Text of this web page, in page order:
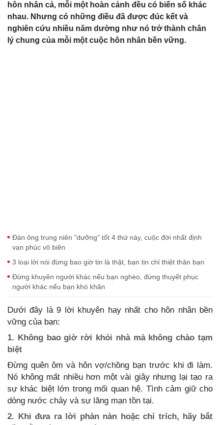
hôn nhân cả, mỗi một hoàn cảnh đều có biến số khác
nhau. Nhưng có những điều đã được đúc kết và
nghiên cứu nhiều năm dường như nó trở thành chân
lý chung của mỗi một cuộc hôn nhân bền vững.
Đàn ông trung niên "dưỡng" tốt 4 thứ này, cuộc đời nhất định
vạn phúc vô biên
3 loại lời nói đừng bao giờ tin là thật, bạn tin chỉ thiệt thân bạn
Đừng khuyên người khác nếu bạn nghèo, đừng thuyết phục
người khác nếu bạn khó khăn
Dưới đây là 9 lời khuyên hay nhất cho hôn nhân bền
vững của bạn:
1. Không bao giờ rời khỏi nhà mà không chào tạm
biệt
Đừng quên ôm và hôn vợ/chồng bạn trước khi đi làm.
Nó không mất nhiều hơn một vài giây nhưng lại tạo ra
sự khác biệt lớn trong mối quan hệ. Tình cảm giữ cho
dòng nước chảy và sự lãng mạn tồn tại.
2. Khi đưa ra lời phàn nàn hoặc chỉ trích, hãy bắt